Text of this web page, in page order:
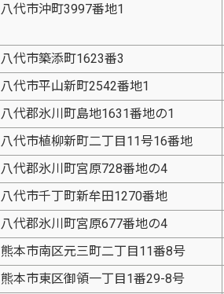
八代市沖町3997番地1
八代市築添町1623番3
八代市平山新町2542番地1
八代郡氷川町島地1631番地の1
八代市植柳新町二丁目11号16番地
八代郡氷川町宮原728番地の4
八代市千丁町新牟田1270番地
八代郡氷川町宮原677番地の4
熊本市南区元三町二丁目11番8号
熊本市東区御領一丁目1番29-8号